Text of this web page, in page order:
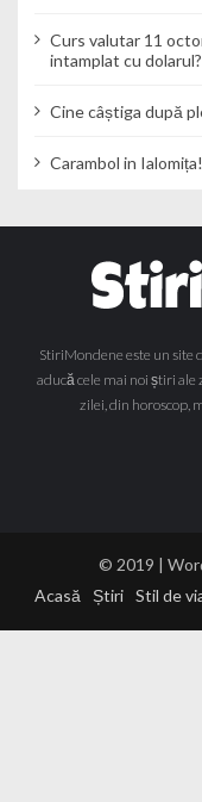
Curs valutar 11
intamplat cu dolarul?
Cine câștiga după
Carambol in
StiriMondene este un site
aducă cele mai noi știri
zilei, din horoscop,
© 2019 |
Acasă
Știri Stil de